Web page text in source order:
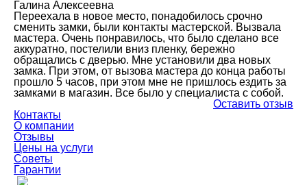
Галина Алексеевна
Переехала в новое место, понадобилось срочно
сменить замки, были контакты мастерской. Вызвала
мастера. Очень понравилось, что было сделано все
аккуратно, постелили вниз пленку, бережно
обращались с дверью. Мне установили два новых
замка. При этом, от вызова мастера до конца работы
прошло 5 часов, при этом мне не пришлось ездить за
замками в магазин. Все было у специалиста с собой.
Оставить отзыв
Контакты
О компании
Отзывы
Цены на услуги
Советы
Гарантии